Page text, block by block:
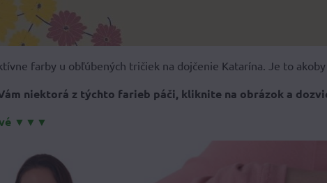
farby u obľúbených tričiek na dojčenie Katarína. Je to akoby
niektorá z týchto farieb páči, kliknite na obrázok a
▼▼▼